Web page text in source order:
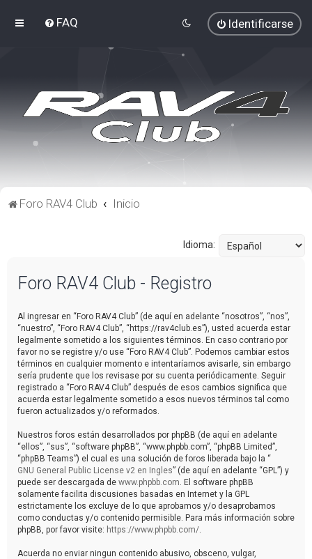
FAQ Identificarse
Foro RAV4 Club Inicio
Idioma:
Foro RAV4 Club - Registro
Al ingresar en “Foro RAV4 Club” (de aquí en adelante “nosotros”, “nos”,
“nuestro”, “Foro RAV4 Club”, “https://rav4club.es”), usted acuerda estar
legalmente sometido a los siguientes términos. En caso contrario por
favor no se registre y/o use “Foro RAV4 Club”. Podemos cambiar estos
términos en cualquier momento e intentaríamos avisarle, sin embargo
sería prudente que los revisase por su cuenta periódicamente. Seguir
registrado a “Foro RAV4 Club” después de esos cambios significa que
acuerda estar legalmente sometido a esos nuevos términos tal como
fueron actualizados y/o reformados.
Nuestros foros están desarrollados por phpBB (de aquí en adelante
“ellos”, “sus”, “software phpBB”, “www.phpbb.com”, “phpBB Limited”,
“phpBB Teams”) el cual es una solución de foros liberada bajo la “
GNU General Public License v2 en Ingles” (de aquí en adelante “GPL”) y
puede ser descargada de www.phpbb.com . El software phpBB
solamente facilita discusiones basadas en Internet y la GPL
estrictamente los excluye de lo que aprobamos y/o desaprobamos
como conductas y/o contenido permisible. Para más información sobre
phpBB, por favor visite: https://www.phpbb.com/
Acuerda no enviar ningun contenido abusivo, obsceno, vulgar,